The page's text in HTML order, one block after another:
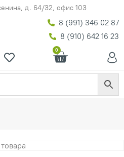
д. 64/32, офис 103
8 (991) 346 02 87
8 (910) 642 16 23
0